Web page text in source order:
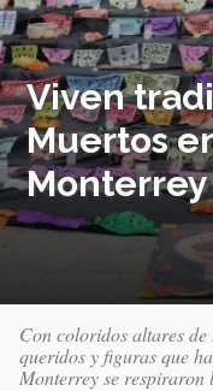
Viven
Muertos
Monterrey
Con coloridos altares de
queridos y figuras que
Monterrey se